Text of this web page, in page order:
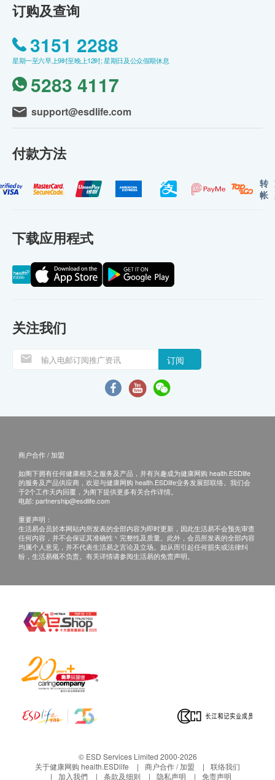
订购及查询
3151 2288
星期一至六早上9时至晚上12时; 星期日及公众假期休息
5283 4117
support@esdlife.com
付款方法
转
帐
下载应用程式
关注我们
订阅
商户合作 / 加盟
如阁下拥有任何健康相关之服务及产品，并有兴趣成为健康网购 health.ESDlife
的服务及产品供应商，欢迎与健康网购 health.ESDlife业务发展部联络。我们会
于2个工作天内回覆，为阁下提供更多有关合作详情。
电邮: partnership@esdlife.com
重要声明：
生活易会员於本网站内所发表的全部内容为即时更新，因此生活易不会预先审查
任何内容，并不会保证其准确性丶完整性及质量。此外，会员所发表的全部内容
均属个人意见，并不代表生活易之言论及立场。如从而引起任何损失或法律纠
纷，生活易概不负责。有关详情请参阅生活易的免责声明。
© ESD Services Limited 2000-2026
关于健康网购 health.ESDlife
商户合作 / 加盟
联络我们
加入我們
条款及细则 隐私声明 免责声明